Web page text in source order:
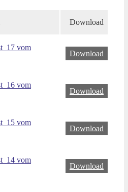
Download
vom
Download
vom
Download
vom
Download
vom
Download